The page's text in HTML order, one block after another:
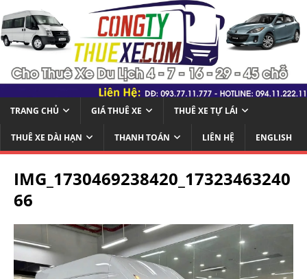
TRANG CHỦ GIÁ THUÊ XE THUÊ XE TỰ LÁI
THUÊ XE DÀI HẠN THANH TOÁN LIÊN HỆ ENGLISH
IMG_1730469238420_17323463240
66